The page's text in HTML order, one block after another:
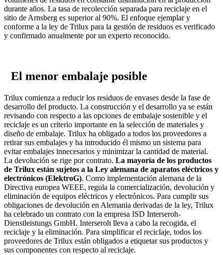
durante años. La tasa de recolección separada para reciclaje en el
sitio de Arnsberg es superior al 90%. El enfoque ejemplar y
conforme a la ley de Trilux para la gestión de residuos es verificado
y confirmado anualmente por un experto reconocido.
El menor embalaje posible
Trilux comienza a reducir los residuos de envases desde la fase de
desarrollo del producto. La construcción y el desarrollo ya se están
revisando con respecto a las opciones de embalaje sostenible y el
reciclaje es un criterio importante en la selección de materiales y
diseño de embalaje. Trilux ha obligado a todos los proveedores a
retirar sus embalajes y ha introducido él mismo un sistema para
evitar embalajes innecesarios y minimizar la cantidad de material.
La devolución se rige por contrato. La mayoría de los productos
de Trilux están sujetos a la Ley alemana de aparatos eléctricos y
electrónicos (ElektroG). Como implementación alemana de la
Directiva europea WEEE, regula la comercialización, devolución y
eliminación de equipos eléctricos y electrónicos. Para cumplir sus
obligaciones de devolución en Alemania derivadas de la ley, Trilux
ha celebrado un contrato con la empresa ISD Interseroh-
Dienstleistungs GmbH. Interseroh lleva a cabo la recogida, el
reciclaje y la eliminación. Para simplificar el reciclaje, todos los
proveedores de Trilux están obligados a etiquetar sus productos y
sus componentes con respecto al reciclaje.